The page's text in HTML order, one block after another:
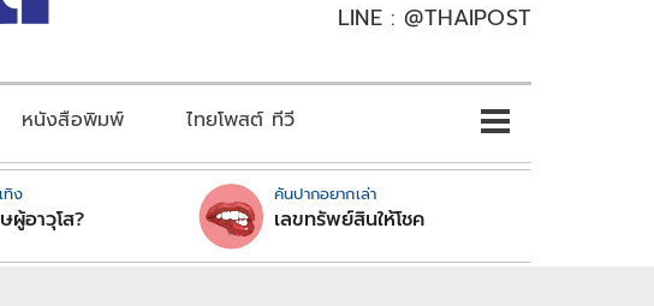
LINE : @THAIPOST
หนังสือพิมพ์ ไทยโพสต์ ทีวี
ทิง
อาวุโส?
คันปากอยากเล่า
เลขทรัพย์สินให้โชค